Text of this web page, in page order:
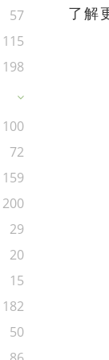
57
115
198
100
72
159
200
29
20
15
182
50
了解